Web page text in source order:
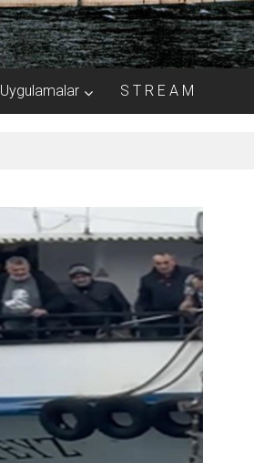
Uygulamalar S T R E A M